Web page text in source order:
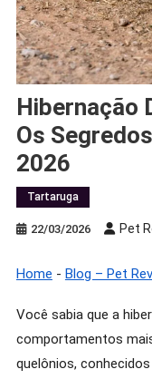
Hibernação
Os
2026
Tartaruga
22/03/2026 Pet
Home - Blog – Pet
Você sabia que a
comportamentos
quelônios,